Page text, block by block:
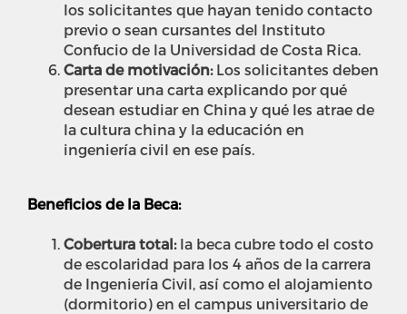
los solicitantes que hayan tenido contacto
previo o sean cursantes del Instituto
Confucio de la Universidad de Costa Rica.
Carta de motivación: Los solicitantes deben
presentar una carta explicando por qué
desean estudiar en China y qué les atrae de
la cultura china y la educación en
ingeniería civil en ese país.
Beneficios de la Beca:
Cobertura total:la beca cubre todo el costo
de escolaridad para los 4 años de la carrera
de Ingeniería Civil, así como el alojamiento
(dormitorio) en el campus universitario de